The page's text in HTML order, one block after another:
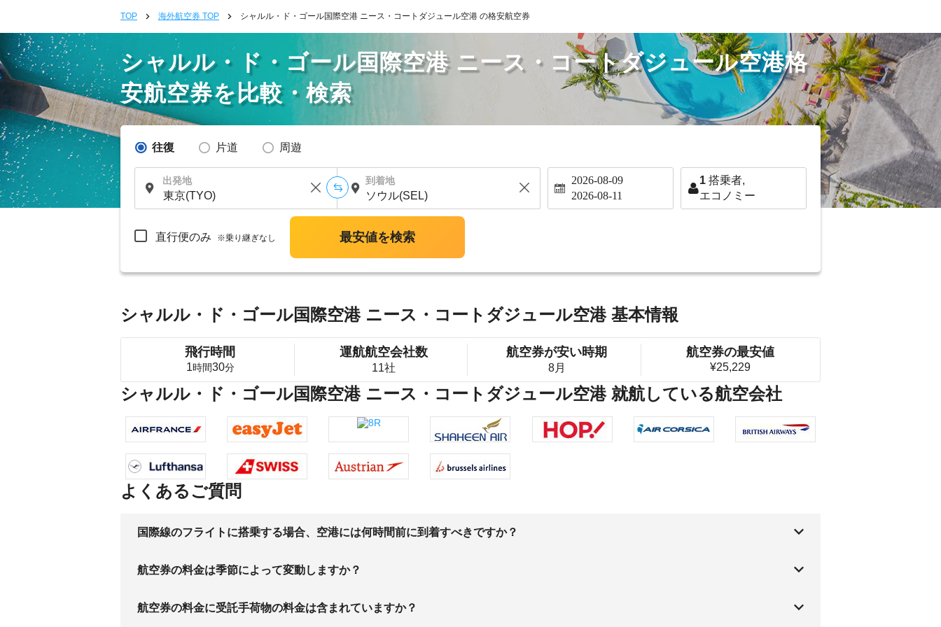
TOP 海外航空券 TOP シャルル・ド・ゴール国際空港 ニース・コートダジュール空港 の格安航空券
シャルル・ド・ゴール国際空港 ニース・コートダジュール空港格
安航空券を比較・検索
往復 片道 周遊
出発地 到着地 2026-08-09
2026-08-11
1 搭乗者,
エコノミー
直行便のみ ※乗り継ぎなし 最安値を検索
シャルル・ド・ゴール国際空港 ニース・コートダジュール空港 基本情報
飛行時間
1時間30分
運航航空会社数
11社
航空券が安い時期
8月
航空券の最安値
¥25,229
シャルル・ド・ゴール国際空港 ニース・コートダジュール空港 就航している航空会社
よくあるご質問
国際線のフライトに搭乗する場合、空港には何時間前に到着すべきですか？
航空券の料金は季節によって変動しますか？
航空券の料金に受託手荷物の料金は含まれていますか？